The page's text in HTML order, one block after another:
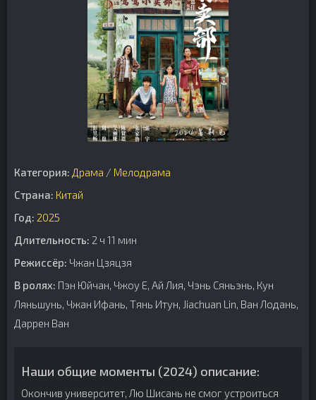
Категория: Драма / Мелодрама
Страна: Китай
Год: 2025
Длительность: 2 ч 11 мин
Режиссёр: Чжан Цзяцзя
В ролях: Пэн Юйчан, Чжоу Е, Ай Лия, Чэнь Сяньэнь, Кун
Ляньшунь, Чжан Ифань, Тянь Итун, Jiachuan Lin, Ван Лодань,
Даррен Ван
Наши общие моменты (2024) описание:
Окончив университет, Лю Шисань не смог устроиться